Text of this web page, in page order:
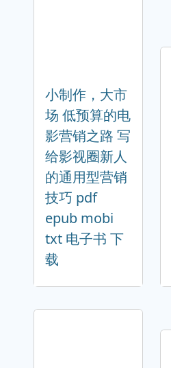
小制作，大市
场 低预算的电
影营销之路 写
给影视圈新人
的通用型营销
技巧 pdf
epub mobi
txt 电子书 下
载